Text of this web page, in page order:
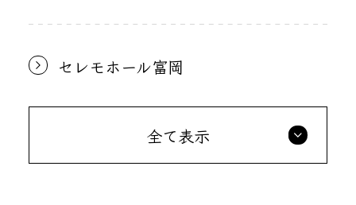
セレモホール富岡
全て表示